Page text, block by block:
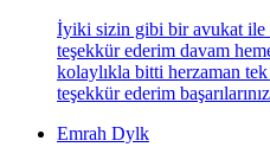
İyiki sizin gibi bir avukat ile
teşekkür ederim davam
kolaylıkla bitti herzaman
teşekkür ederim
Emrah Dylk